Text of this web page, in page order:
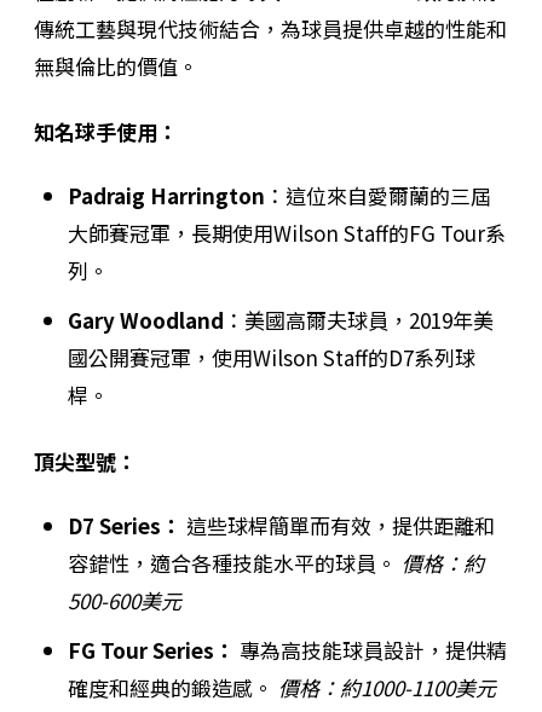
傳統工藝與現代技術結合，為球員提供卓越的性能和
無與倫比的價值。
知名球手使用：
Padraig Harrington ：這位來自愛爾蘭的三屆
大師賽冠軍，長期使用Wilson Staff的FG Tour系
列。
Gary Woodland ：美國高爾夫球員，2019年美
國公開賽冠軍，使用Wilson Staff的D7系列球
桿。
頂尖型號：
D7 Series： 這些球桿簡單而有效，提供距離和
容錯性，適合各種技能水平的球員。 價格：約
500-600美元
FG Tour Series： 專為高技能球員設計，提供精
確度和經典的鍛造感。 價格：約1000-1100美元